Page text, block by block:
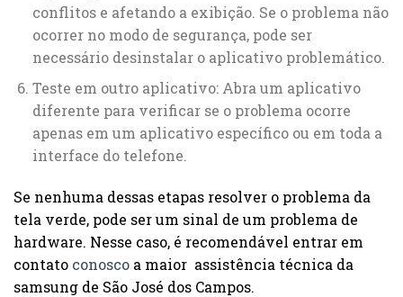
conflitos e afetando a exibição. Se o problema não
ocorrer no modo de segurança, pode ser
necessário desinstalar o aplicativo problemático.
Teste em outro aplicativo: Abra um aplicativo
diferente para verificar se o problema ocorre
apenas em um aplicativo específico ou em toda a
interface do telefone.
Se nenhuma dessas etapas resolver o problema da
tela verde, pode ser um sinal de um problema de
hardware. Nesse caso, é recomendável entrar em
contato conosco a maior assistência técnica da
samsung de São José dos Campos.